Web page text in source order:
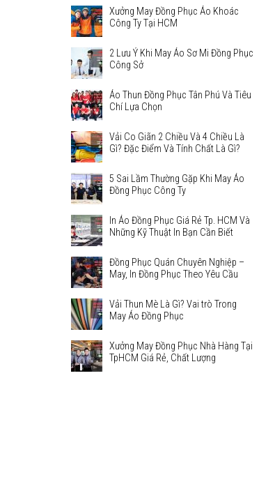
Xưởng May Đồng Phục Áo Khoác
Công Ty Tại HCM
2 Lưu Ý Khi May Áo Sơ Mi Đồng Phục
Công Sở
Áo Thun Đồng Phục Tân Phú Và Tiêu
Chí Lựa Chọn
Vải Co Giãn 2 Chiều Và 4 Chiều Là
Gì? Đặc Điểm Và Tính Chất Là Gì?
5 Sai Lầm Thường Gặp Khi May Áo
Đồng Phục Công Ty
In Áo Đồng Phục Giá Rẻ Tp. HCM Và
Những Kỹ Thuật In Bạn Cần Biết
Đồng Phục Quán Chuyên Nghiệp –
May, In Đồng Phục Theo Yêu Cầu
Vải Thun Mè Là Gì? Vai trò Trong
May Áo Đồng Phục
Xưởng May Đồng Phục Nhà Hàng Tại
TpHCM Giá Rẻ, Chất Lượng